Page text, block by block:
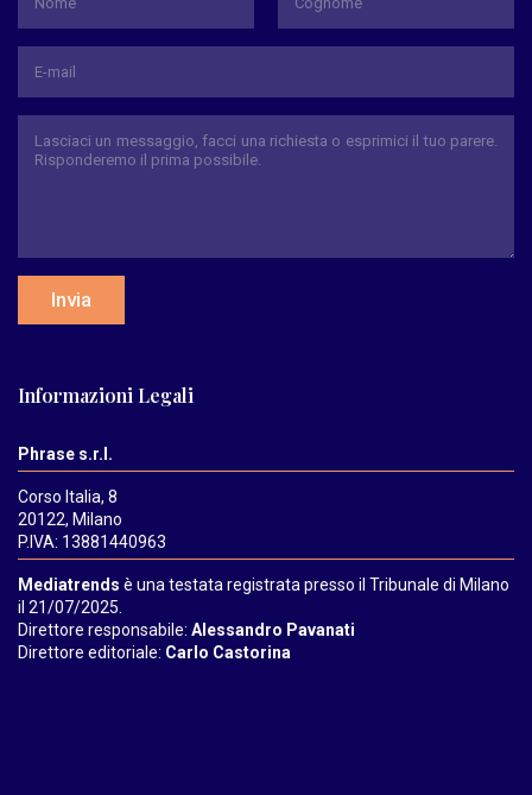
Invia
Informazioni Legali
Phrase s.r.l.
Corso Italia, 8
20122, Milano
P.IVA: 13881440963
Mediatrends è una testata registrata presso il Tribunale di Milano
il 21/07/2025.
Direttore responsabile: Alessandro Pavanati
Direttore editoriale: Carlo Castorina